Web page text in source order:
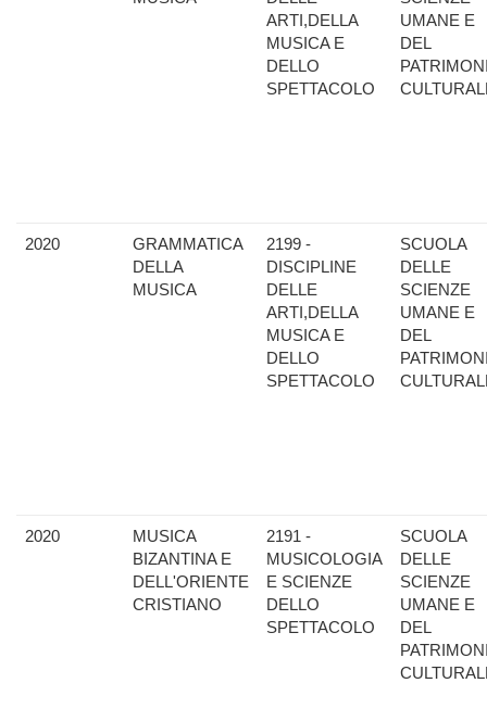
ARTI,DELLA
MUSICA E
DELLO
SPETTACOLO
UMANE E
DEL
2020
GRAMMATICA
DELLA
MUSICA
2199 -
DISCIPLINE
DELLE
ARTI,DELLA
MUSICA E
DELLO
SPETTACOLO
SCUOLA
DELLE
SCIENZE
UMANE E
DEL
2020
MUSICA
BIZANTINA E
DELL'ORIENTE
CRISTIANO
2191 -
MUSICOLOGIA
E SCIENZE
DELLO
SPETTACOLO
SCUOLA
DELLE
SCIENZE
UMANE E
DEL